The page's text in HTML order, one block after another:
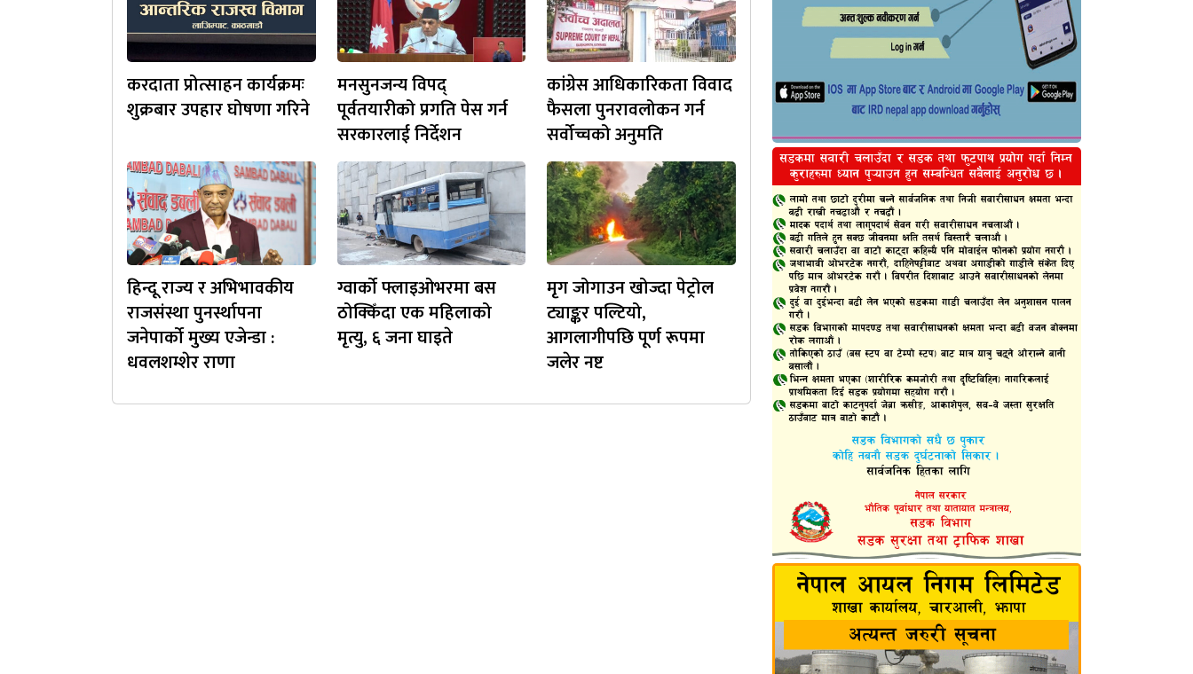
करदाता प्रोत्साहन कार्यक्रमः
शुक्रबार उपहार घोषणा गरिने
मनसुनजन्य विपद्
पूर्वतयारीको प्रगति पेस गर्न
सरकारलाई निर्देशन
कांग्रेस आधिकारिकता विवाद
फैसला पुनरावलोकन गर्न
सर्वोच्चको अनुमति
हिन्दू राज्य र अभिभावकीय
राजसंस्था पुनर्स्थापना
जनेपार्को मुख्य एजेन्डा :
धवलशम्शेर राणा
ग्वार्को फ्लाइओभरमा बस
ठोक्किँदा एक महिलाको
मृत्यु, ६ जना घाइते
मृग जोगाउन खोज्दा पेट्रोल
ट्याङ्कर पल्टियो,
आगलागीपछि पूर्ण रूपमा
जलेर नष्ट